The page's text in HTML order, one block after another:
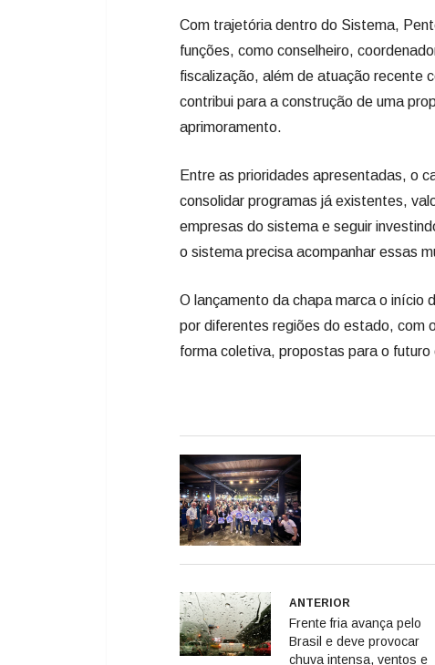
Com trajetória dentro do Sistema,
funções, como conselheiro,
fiscalização, além de atuação recente
contribui para a construção de uma
aprimoramento.
Entre as prioridades apresentadas, o
consolidar programas já existentes,
empresas do sistema e seguir
o sistema precisa acompanhar essas
O lançamento da chapa marca o início
por diferentes regiões do estado, com
forma coletiva, propostas para o
ANTERIOR
Frente fria avança pelo
Brasil e deve provocar
chuva intensa, ventos e